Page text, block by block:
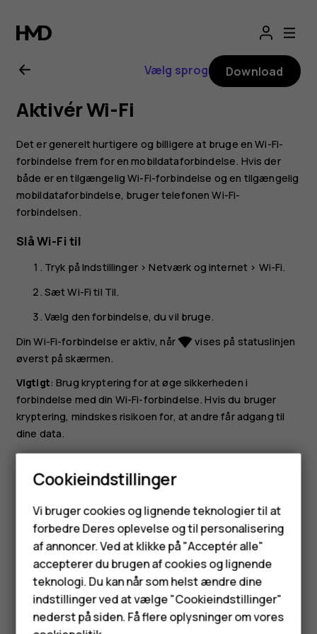
Brugervejledning
til
Nokia
8.1
Smartphones
Feature-telefoner
Tilbehør
HMD Terra M
Vælg sprog Download
Aktivér Wi-Fi
Det er generelt hurtigere og billigere at bruge en Wi-Fi-
forbindelse frem for en mobildataforbindelse. Hvis der
både er en tilgængelig Wi-Fi-forbindelse og en tilgængelig
mobildataforbindelse, bruger telefonen Wi-Fi-
forbindelsen.
Slå Wi-Fi til
Tryk påIndstillinger>Netværk og internet > Wi-Fi.
Sæt Wi-Fi til Til.
Vælg den forbindelse, du vil bruge.
Din Wi-Fi-forbindelse er aktiv, nårnetwork_wifivises på statuslinjen
øverst på skærmen.
Vigtigt: Brug kryptering for at øge sikkerheden i
forbindelse med din Wi-Fi-forbindelse. Hvis du bruger
kryptering, mindskes risikoen for, at andre får adgang til
dine data.
nogen tilgængelige satellitsignaler, f.eks. når du er
slå Wi-Fi til for at forbedre positionsbestemmelsens
nøjagtighed.
Cookieindstillinger
Vi bruger cookies og lignende teknologier til at
forbedre Deres oplevelse og til personalisering
af annoncer. Ved at klikke på "Acceptér alle"
accepterer du brugen af cookies og lignende
teknologi. Du kan når som helst ændre dine
indstillinger ved at vælge "Cookieindstillinger"
nederst på siden. Få flere oplysninger om vores